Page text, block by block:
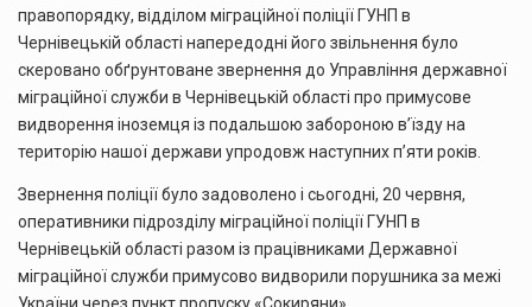
правопорядку, відділом міграційної поліції ГУНП в
Чернівецькій області напередодні його звільнення було
скеровано обґрунтоване звернення до Управління державної
міграційної служби в Чернівецькій області про примусове
видворення іноземця із подальшою забороною в’їзду на
територію нашої держави упродовж наступних п’яти років.
Звернення поліції було задоволено і сьогодні, 20 червня,
оперативники підрозділу міграційної поліції ГУНП в
Чернівецькій області разом із працівниками Державної
міграційної служби примусово видворили порушника за межі
України через пункт пропуску «Сокиряни».